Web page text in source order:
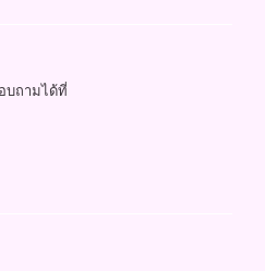
บถามได้ที่